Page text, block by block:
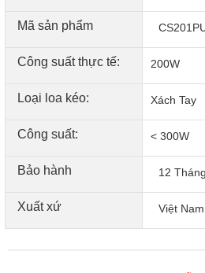
Trộn bài chung Youtube – Hát
Tương thích với các thiết bị di
ANDROID và iOS
Mã sản phẩm
Công suất thực tế: 200W
Loại loa kéo: Xách Tay
Công suất: < 300W
Bảo hành 12 Tháng
Xuất xứ Việt Nam